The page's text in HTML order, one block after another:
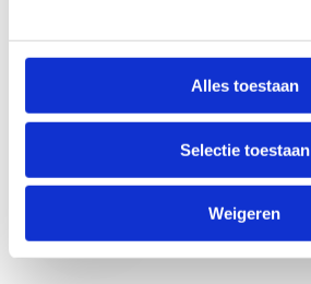
Alles toestaan
Selectie toestaan
Weigeren
Anti-Robot Verification
Click to start verification
Verzend